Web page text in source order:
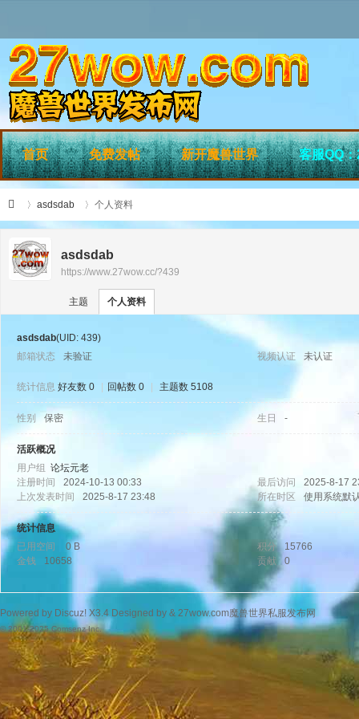
首页 免费发帖 新开魔兽世界 客服QQ
›
asdsdab
›
个人资料
asdsdab
https://www.27wow.cc/?439
主题 个人资料
asdsdab(UID: 439)
邮箱状态
未验证 视频认证 未认证
统计信息 好友数 0 回帖数 0 主题数 5108
性别 保密 生日 -
活跃概况
用户组 论坛元老
注册时间
2024-10-13 00:33 最后访问
2025-8-17
上次发表时间
2025-8-17 23:48 所在时区 使用系统默
统计信息
已用空间
0 B 积分
15766
金钱
10658 贡献 0
Powered by Discuz! X3.4 Designed by & 27wow.com魔兽世界私服发布网
© 2001-2025Comsenz Inc.